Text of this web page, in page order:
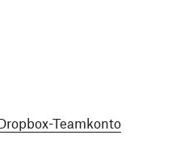
Teamkonto